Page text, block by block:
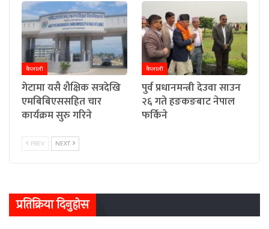
कैलाली
गेटामा यसै शैक्षिक सत्रदेखि
एमबिबिएससहित चार
कार्यक्रम सुरु गरिने
कैलाली
पुर्व प्रधानमन्त्री देउवा साउन
२६ गते हङकङबाट नेपाल
फर्किने
PREV NEXT
प्रतिक्रिया दिनुहोस